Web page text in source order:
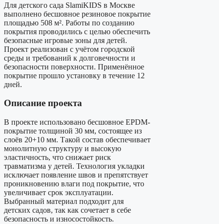
Для детского сада SlamiKIDS в Москве
выполнено бесшовное резиновое покрытие
площадью 508 м². Работы по созданию
покрытия проводились с целью обеспечить
безопасные игровые зоны для детей.
Проект реализован с учётом городской
среды и требований к долговечности и
безопасности поверхности. Применённое
покрытие прошло установку в течение 12
дней.
Описание проекта
В проекте использовано бесшовное EPDM-
покрытие толщиной 30 мм, состоящее из
слоёв 20+10 мм. Такой состав обеспечивает
монолитную структуру и высокую
эластичность, что снижает риск
травматизма у детей. Технология укладки
исключает появление швов и препятствует
проникновению влаги под покрытие, что
увеличивает срок эксплуатации.
Выбранный материал подходит для
детских садов, так как сочетает в себе
безопасность и износостойкость.